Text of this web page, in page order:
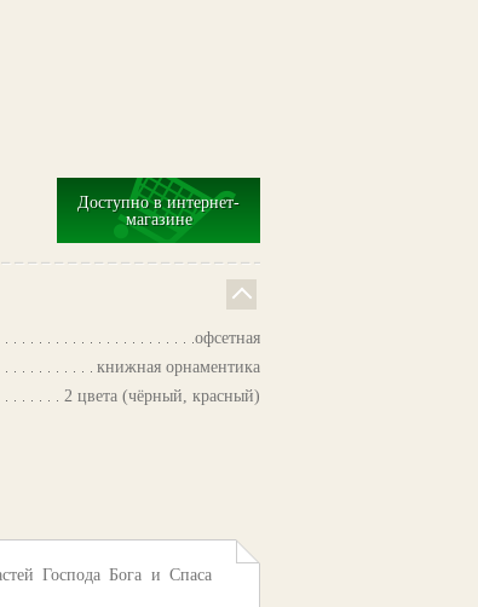
Доступно в интернет-
магазине
офсетная
книжная орнаментика
2 цвета (чёрный, красный)
Господа Бога и Спаса